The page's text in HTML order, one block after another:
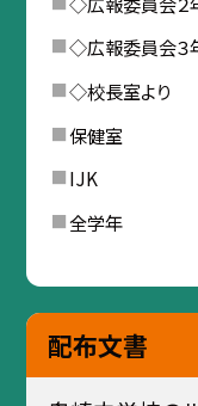
◇広報委員会３
◇校長室より
保健室
IJK
全学年
配布文書